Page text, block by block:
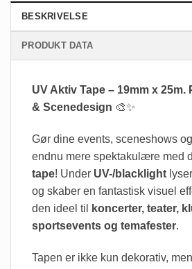
BESKRIVELSE
PRODUKT DATA
UV Aktiv Tape – 19mm x 25m.
& Scenedesign 🎨✨
Gør dine events, sceneshows
endnu mere spektakulære med
tape! Under UV-/blacklight
og skaber en fantastisk visuel
den ideel til
koncerter, teater,
sportsevents og temafester.
Tapen er ikke kun dekorativ,